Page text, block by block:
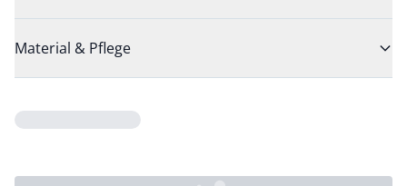
Material & Pflege